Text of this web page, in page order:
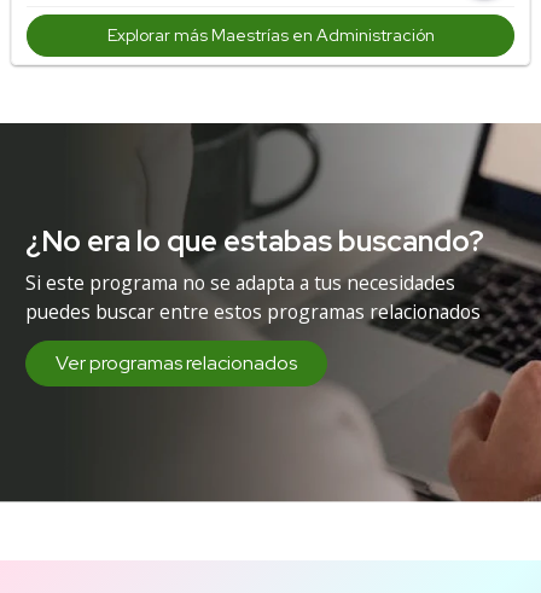
Explorar más Maestrías en Administración
¿No era lo que estabas buscando?
Si este programa no se adapta a tus necesidades
puedes buscar entre estos programas relacionados
Ver programas relacionados